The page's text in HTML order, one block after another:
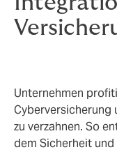
Unternehmen
Cyberversicherung
zu verzahnen. So
dem Sicherheit